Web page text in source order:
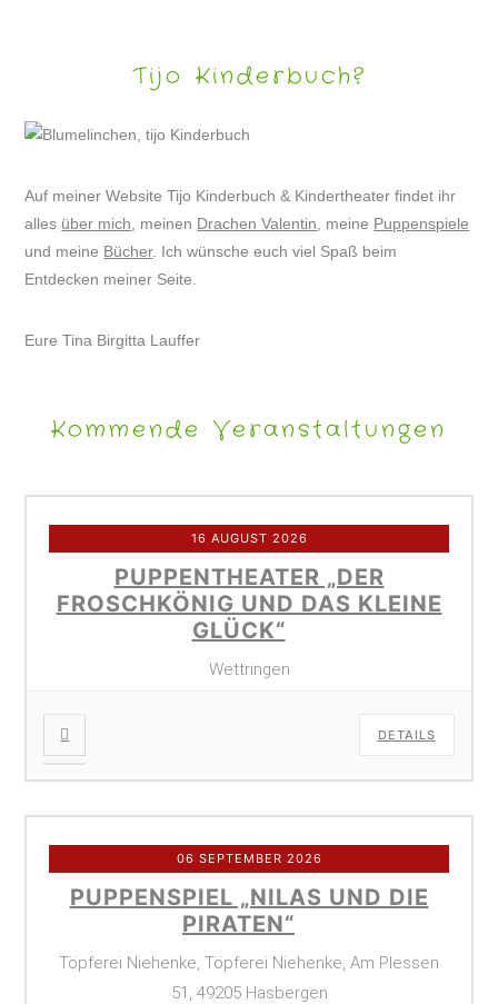
Tijo Kinderbuch?
Auf meiner Website Tijo Kinderbuch & Kindertheater findet ihr
alles über mich , meinen Drachen Valentin , meine Puppenspiele
und meine Bücher. Ich wünsche euch viel Spaß beim
Entdecken meiner Seite.
Eure Tina Birgitta Lauffer
Kommende Veranstaltungen
16 AUGUST 2026
PUPPENTHEATER „DER
FROSCHKÖNIG UND DAS KLEINE
GLÜCK“
Wettringen
DETAILS
06 SEPTEMBER 2026
PUPPENSPIEL „NILAS UND DIE
PIRATEN“
Töpferei Niehenke, Töpferei Niehenke, Am Plessen
51, 49205 Hasbergen